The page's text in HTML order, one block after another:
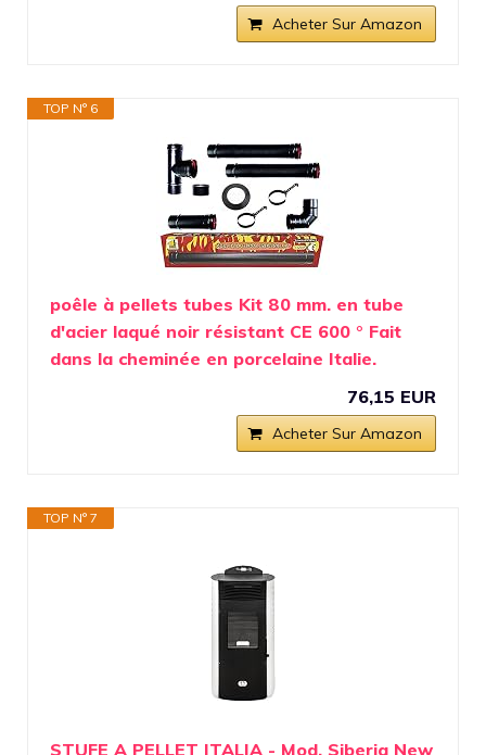
Acheter Sur Amazon
TOP N° 6
poêle à pellets tubes Kit 80 mm. en tube
d'acier laqué noir résistant CE 600 ° Fait
dans la cheminée en porcelaine Italie.
76,15 EUR
Acheter Sur Amazon
TOP N° 7
STUFE A PELLET ITALIA - Mod. Siberia New